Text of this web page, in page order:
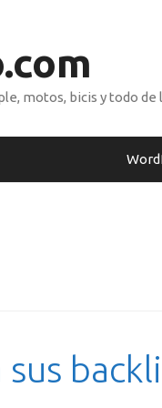
motos, bicis y todo